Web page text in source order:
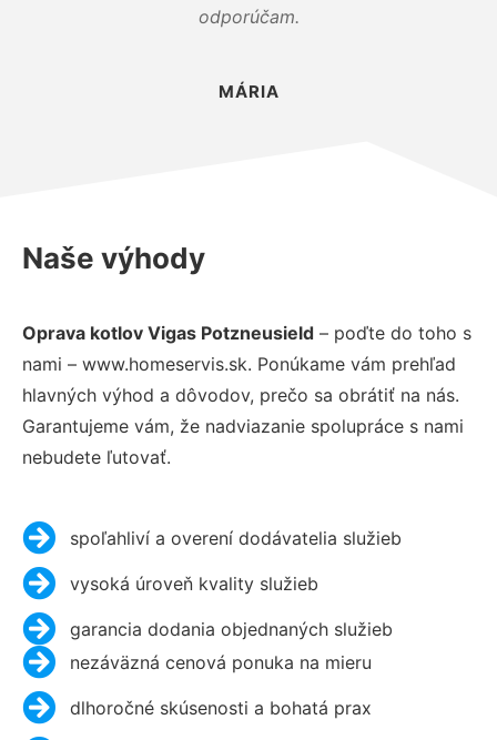
odporúčam.
MÁRIA
Naše výhody
Oprava kotlov Vigas Potzneusield – poďte do toho s
nami – www.homeservis.sk. Ponúkame vám prehľad
hlavných výhod a dôvodov, prečo sa obrátiť na nás.
Garantujeme vám, že nadviazanie spolupráce s nami
nebudete ľutovať.
spoľahliví a overení dodávatelia služieb
vysoká úroveň kvality služieb
garancia dodania objednaných služieb
nezáväzná cenová ponuka na mieru
dlhoročné skúsenosti a bohatá prax